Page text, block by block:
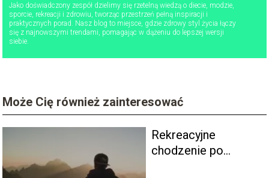
Jako doświadczony zespół dzielimy się rzetelną wiedzą o diecie, modzie,
sporcie, rekreacji i zdrowiu, tworząc przestrzeń pełną inspiracji i
praktycznych porad. Nasz blog to miejsce, gdzie zdrowy styl życia łączy
się z najnowszymi trendami, pomagając w dążeniu do lepszej wersji
siebie.
Może Cię również zainteresować
Rekreacyjne
chodzenie po